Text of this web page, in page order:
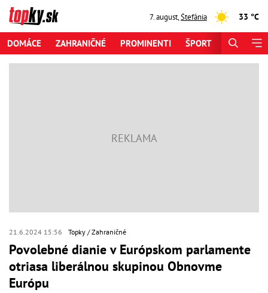
7. august,Štefánia 33 °C
DOMÁCE ZAHRANIČNÉ PROMINENTI ŠPORT
21.6.2024 15:56 Topky Zahraničné
Povolebné dianie v Európskom parlamente
otriasa liberálnou skupinou Obnovme
Európu